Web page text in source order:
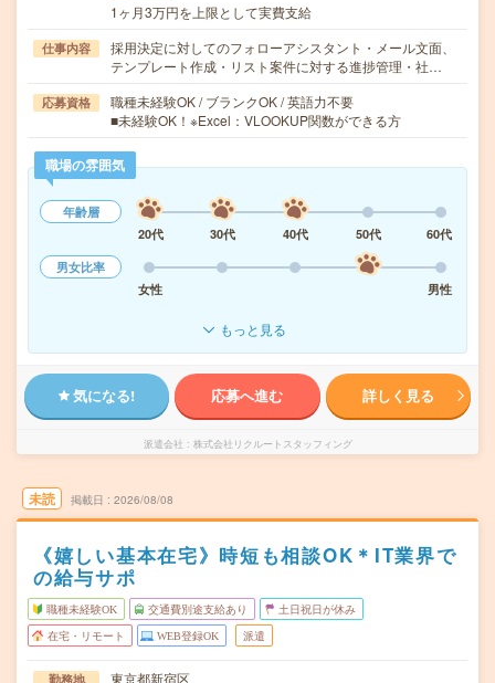
1ヶ月3万円を上限として実費支給
仕事内容
採用決定に対してのフォローアシスタント・メール文面、
テンプレート作成・リスト案件に対する進捗管理・社…
応募資格
職種未経験OK / ブランクOK / 英語力不要
■未経験OK！※Excel：VLOOKUP関数ができる方
職場の雰囲気
年齢層
20代
30代 40代 50代
60代
男女比率
女性
男性
もっと見る
気になる! 応募へ進む 詳しく見る
派遣会社 株式会社リクルートスタッフィング
未読 掲載日 2026/08/08
《嬉しい基本在宅》時短も相談OK＊IT業界で
の給与サポ
職種未経験OK 交通費別途支給あり 土日祝日が休み
在宅・リモート WEB登録OK 派遣
勤務地 東京都新宿区